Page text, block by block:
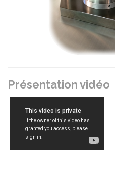
Présentation vidéo